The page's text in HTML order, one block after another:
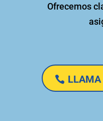
Ofrecemos
LLAMA